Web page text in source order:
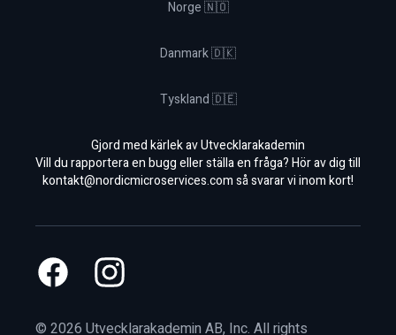
Norge 🇳🇴
Danmark 🇩🇰
Tyskland 🇩🇪
Gjord med kärlek av Utvecklarakademin
Vill du rapportera en bugg eller ställa en fråga? Hör av dig till
kontakt@nordicmicroservices.comså svarar vi inom kort!
FacebookInstagram
© 2026 Utvecklarakademin AB, Inc. All rights